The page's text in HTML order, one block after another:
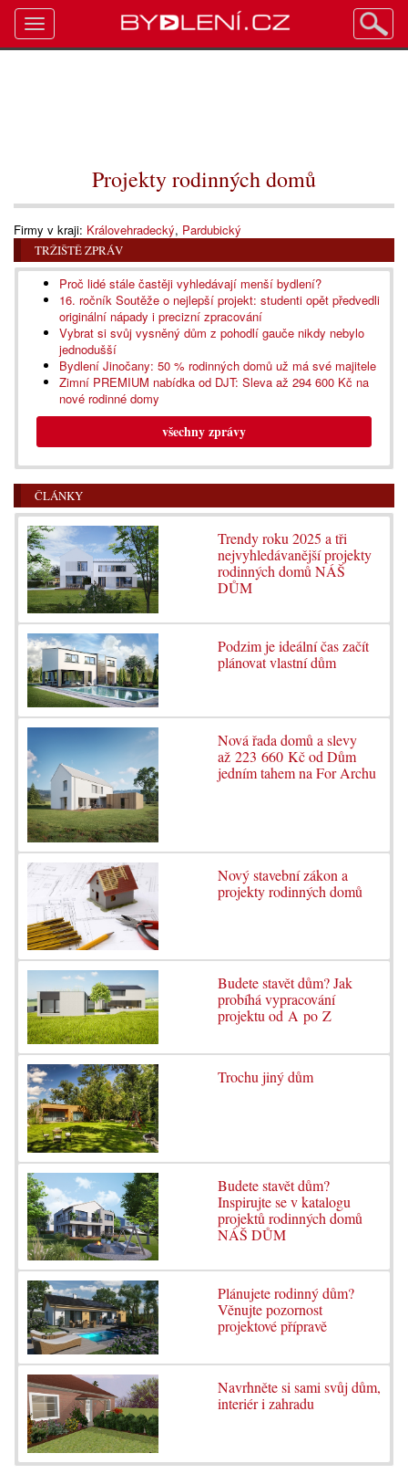
Projekty rodinných domů
Firmy v kraji: Královehradecký, Pardubický
TRŽIŠTĚ ZPRÁV
Proč lidé stále častěji vyhledávají menší bydlení?
16. ročník Soutěže o nejlepší projekt: studenti opět předvedli
originální nápady i precizní zpracování
Vybrat si svůj vysněný dům z pohodlí gauče nikdy nebylo
jednodušší
Bydlení Jinočany: 50 % rodinných domů už má své majitele
Zimní PREMIUM nabídka od DJT: Sleva až 294 600 Kč na
nové rodinné domy
všechny zprávy
ČLÁNKY
Trendy roku 2025 a tři
nejvyhledávanější projekty
rodinných domů NÁŠ
DŮM
Podzim je ideální čas začít
plánovat vlastní dům
Nová řada domů a slevy
až 223 660 Kč od Dům
jedním tahem na For Archu
Nový stavební zákon a
projekty rodinných domů
Budete stavět dům? Jak
probíhá vypracování
projektu od A po Z
Trochu jiný dům
Budete stavět dům?
Inspirujte se v katalogu
projektů rodinných domů
NÁŠ DŮM
Plánujete rodinný dům?
Věnujte pozornost
projektové přípravě
Navrhněte si sami svůj dům,
interiér i zahradu
Toggle
navigation